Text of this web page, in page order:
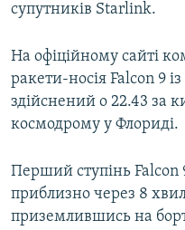
супутників Starlink.
На офіційному сайті
ракети-носія Falcon 9
здійснений о 22.43 за
космодрому у Флориді.
Перший ступінь
приблизно через 8
приземлившись на борт